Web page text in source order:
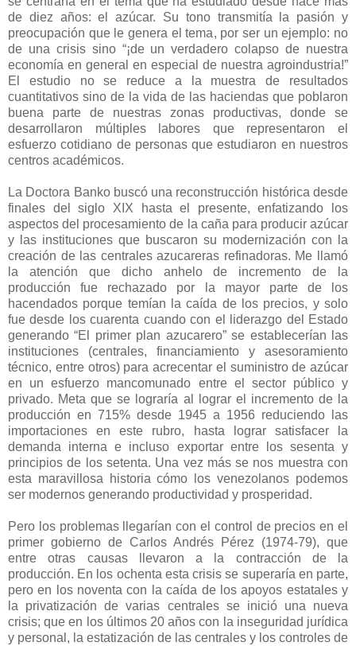
de diez años: el azúcar. Su tono transmitía la pasión y
preocupación que le genera el tema, por ser un ejemplo: no
de una crisis sino “¡de un verdadero colapso de nuestra
economía en general en especial de nuestra agroindustria!”
El estudio no se reduce a la muestra de resultados
cuantitativos sino de la vida de las haciendas que poblaron
buena parte de nuestras zonas productivas, donde se
desarrollaron múltiples labores que representaron el
esfuerzo cotidiano de personas que estudiaron en nuestros
centros académicos.
La Doctora Banko buscó una reconstrucción histórica desde
finales del siglo XIX hasta el presente, enfatizando los
aspectos del procesamiento de la caña para producir azúcar
y las instituciones que buscaron su modernización con la
creación de las centrales azucareras refinadoras. Me llamó
la atención que dicho anhelo de incremento de la
producción fue rechazado por la mayor parte de los
hacendados porque temían la caída de los precios, y solo
fue desde los cuarenta cuando con el liderazgo del Estado
generando “El primer plan azucarero” se establecerían las
instituciones (centrales, financiamiento y asesoramiento
técnico, entre otros) para acrecentar el suministro de azúcar
en un esfuerzo mancomunado entre el sector público y
privado. Meta que se lograría al lograr el incremento de la
producción en 715% desde 1945 a 1956 reduciendo las
importaciones en este rubro, hasta lograr satisfacer la
demanda interna e incluso exportar entre los sesenta y
principios de los setenta. Una vez más se nos muestra con
esta maravillosa historia cómo los venezolanos podemos
ser modernos generando productividad y prosperidad.
Pero los problemas llegarían con el control de precios en el
primer gobierno de Carlos Andrés Pérez (1974-79), que
entre otras causas llevaron a la contracción de la
producción. En los ochenta esta crisis se superaría en parte,
pero en los noventa con la caída de los apoyos estatales y
la privatización de varias centrales se inició una nueva
crisis; que en los últimos 20 años con la inseguridad jurídica
y personal, la estatización de las centrales y los controles de